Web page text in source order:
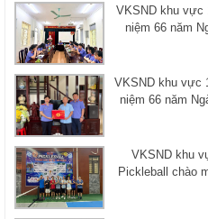
VKSND khu vực
niệm 66 năm
VKSND khu vực
niệm 66 năm
VKSND khu
Pickleball chào